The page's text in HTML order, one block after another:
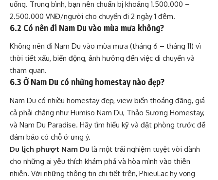
uống. Trung bình, bạn nên chuẩn bị khoảng 1.500.000 –
2.500.000 VNĐ/người cho chuyến đi 2 ngày 1 đêm.
6.2 Có nên đi Nam Du vào mùa mưa không?
Không nên đi Nam Du vào mùa mưa (tháng 6 – tháng 11) vì
thời tiết xấu, biển động, ảnh hưởng đến việc di chuyển và
tham quan.
6.3 Ở Nam Du có những homestay nào đẹp?
Nam Du có nhiều homestay đẹp, view biển thoáng đãng, giá
cả phải chăng như Humiso Nam Du, Thảo Sương Homestay,
và Nam Du Paradise. Hãy tìm hiểu kỹ và đặt phòng trước để
đảm bảo có chỗ ở ưng ý.
Du lịch phượt Nam Du là một trải nghiệm tuyệt vời dành
cho những ai yêu thích khám phá và hòa mình vào thiên
nhiên. Với những thông tin chi tiết trên, PhieuLac hy vọng